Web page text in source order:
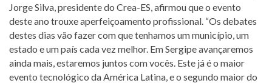
Jorge Silva, presidente do Crea-ES, afirmou que o evento
deste ano trouxe aperfeiçoamento profissional. “Os debates
destes dias vão fazer com que tenhamos um município, um
estado e um país cada vez melhor. Em Sergipe avançaremos
ainda mais, estaremos juntos com vocês. Este já é o maior
evento tecnológico da América Latina, e o segundo maior do